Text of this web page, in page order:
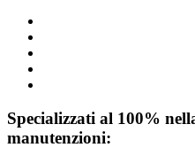
Specializzati al 100%
manutenzioni: